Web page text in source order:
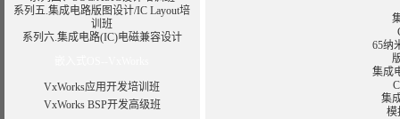
系列五.集成电路版图设计/IC Layout培
训班
系列六.集成电路(IC)电磁兼容设计
VxWorks应用开发培训班
VxWorks BSP开发高级班
65纳
集成
集
模